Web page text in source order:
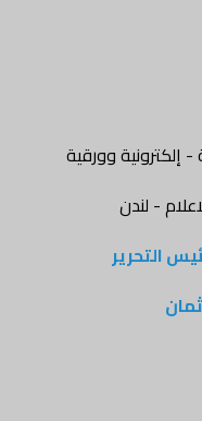
وورقية
- لندن
التحرير